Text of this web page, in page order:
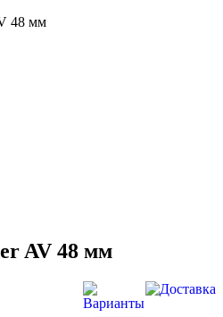
48 мм
AV 48 мм